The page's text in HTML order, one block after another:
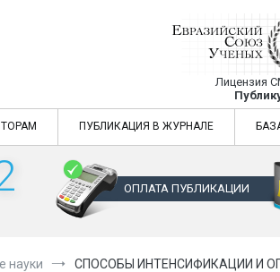
Евразийский
Лицензия
Евразийский Союз Ученых —
ПУБЛИКАЦИЯ В ЖУРНАЛЕ
ОПЛАТА ПУБЛИКАЦИИ
науки СПОСОБЫ ИНТЕНСИФИКАЦИИ И